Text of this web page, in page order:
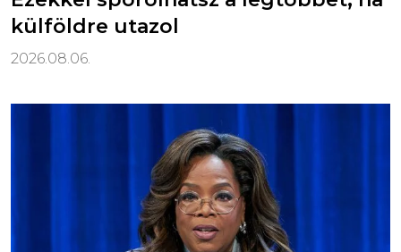
külföldre utazol
2026.08.06.